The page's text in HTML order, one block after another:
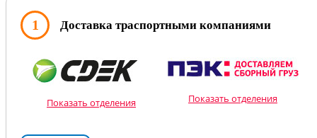
1 Доставка траспортными компаниями
Показать отделения Показать отделения